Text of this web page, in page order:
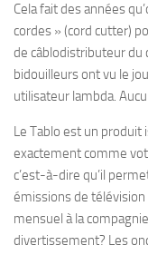
Cela fait des années
cordes » (cord cutter)
de câblodistributeur du
bidouilleurs ont vu le
utilisateur lambda.
Le Tablo est un produit
exactement comme
c’est-à-dire qu’il
émissions de
mensuel à la
divertissement? Les